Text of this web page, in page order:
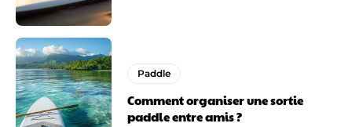
Paddle
Comment organiser une sortie
paddle entre amis ?